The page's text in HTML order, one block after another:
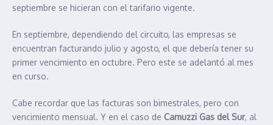
septiembre se hicieran con el tarifario vigente.
En septiembre, dependiendo del circuito, las empresas se
encuentran facturando julio y agosto, el que debería tener su
primer vencimiento en octubre. Pero este se adelantó al mes
en curso.
Cabe recordar que las facturas son bimestrales, pero con
vencimiento mensual. Y en el caso de Camuzzi Gas del Sur, al